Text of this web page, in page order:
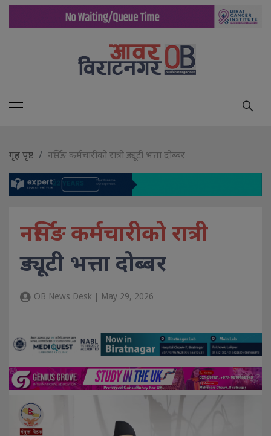
गृह पृष्ट नर्सिङ कर्मचारीको रात्री ड्यूटी भत्ता दोब्बर
नर्सिङ कर्मचारीको रात्री
ड्यूटी भत्ता दोब्बर
OB News Desk | May 29, 2026